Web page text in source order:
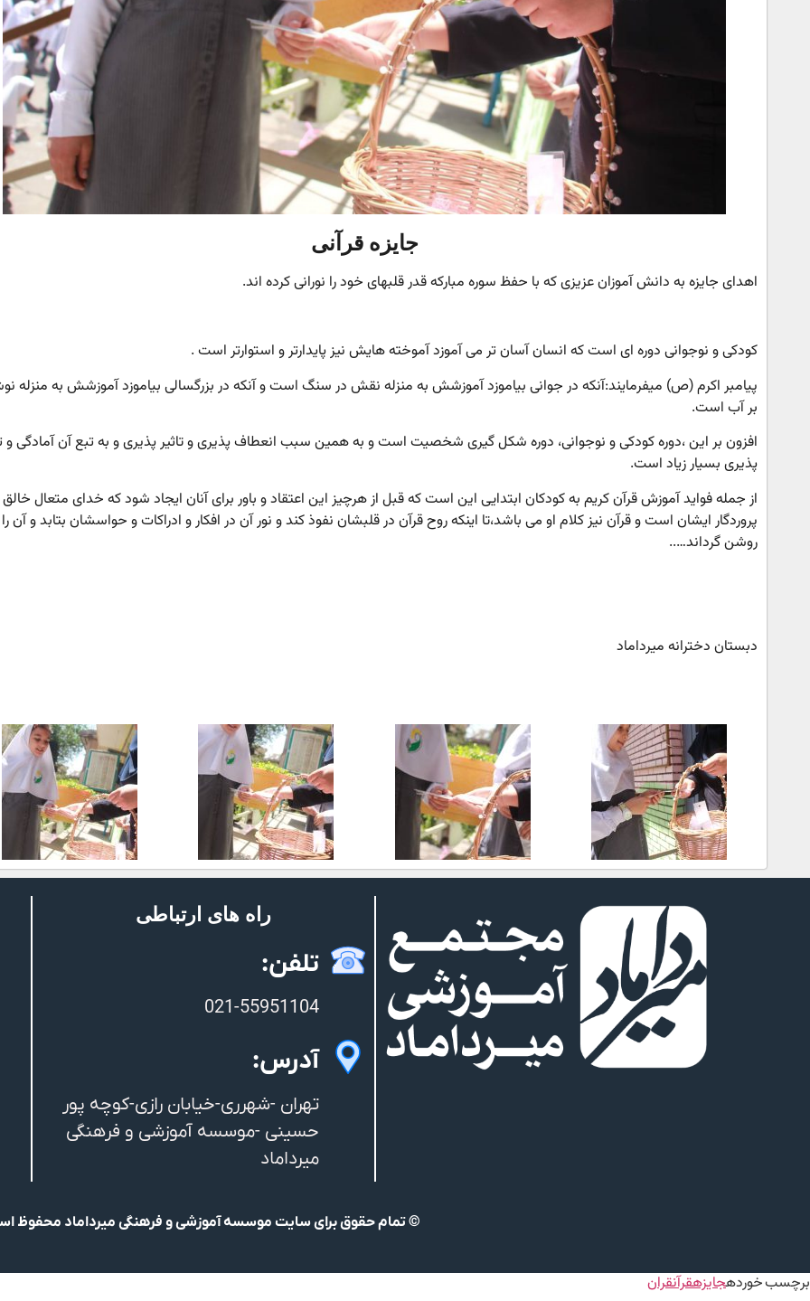
جایزه قرآنی
اهدای جایزه به دانش آموزان عزیزی که با حفظ سوره مبارکه قدر قلبهای خود را نورانی کرده اند.
کودکی و نوجوانی دوره ای است که انسان آسان تر می آموزد آموخته هایش نیز پایدارتر و استوارتر است .
پیامبر اکرم (ص) میفرمایند:آنکه در جوانی بیاموزد آموزشش به منزله نقش در سنگ است و آنکه در بزرگسالی بیاموزد آموزشش به منزله
بر آب است.
افزون بر این ،دوره کودکی و نوجوانی، دوره شکل گیری شخصیت است و به همین سبب انعطاف پذیری و تاثیر پذیری و به تبع آن آمادگی و
پذیری بسیار زیاد است.
از جمله فواید آموزش قرآن کریم به کودکان ابتدایی این است که قبل از هرچیز این اعتقاد و باور برای آنان ایجاد شود که خدای متعال
پروردگار ایشان است و قرآن نیز کلام او می باشد،تا اینکه روح قرآن در قلبشان نفوذ کند و نور آن در افکار و ادراکات و حواسشان بتابد و آن را
روشن گرداند…..
دبستان دخترانه میرداماد
راه های ارتباطی
تلفن:
021-55951104
آدرس:
تهران -شهرری-خیابان رازی-کوچه پور
حسینی -موسسه آموزشی و فرهنگی
میرداماد
© تمام حقوق برای سایت موسسه آموزشی و فرهنگی میرداماد محفوظ
برچسب خوردهجایزهقرآنقران